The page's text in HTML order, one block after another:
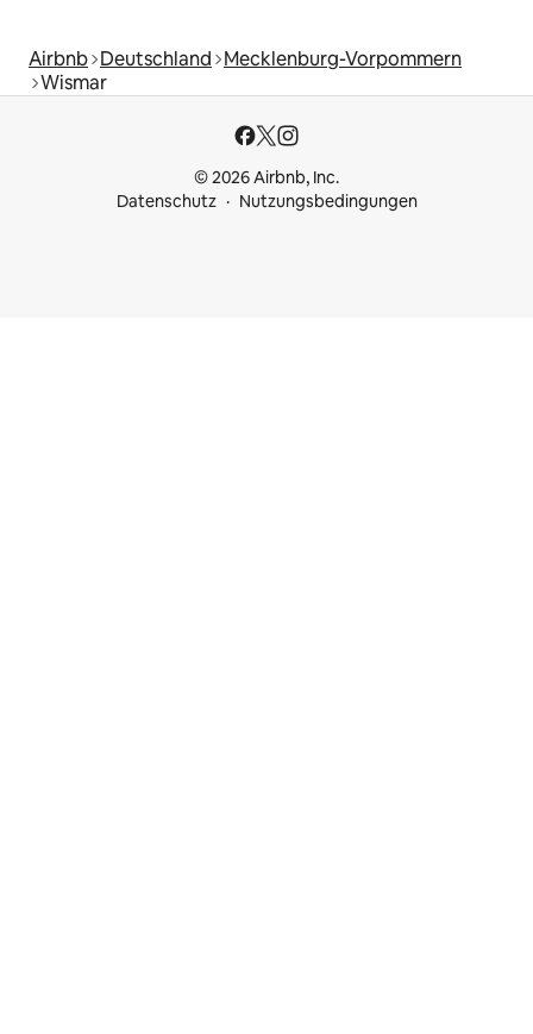
Airbnb Deutschland Mecklenburg-Vorpommern
Wismar
© 2026 Airbnb, Inc.
Datenschutz
Nutzungsbedingungen